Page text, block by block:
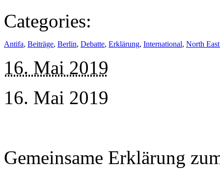
Categories:
Antifa, Beiträge, Berlin, Debatte, Erklärung, International, North
16. Mai 2019
16. Mai 2019
Gemeinsame Erklärung